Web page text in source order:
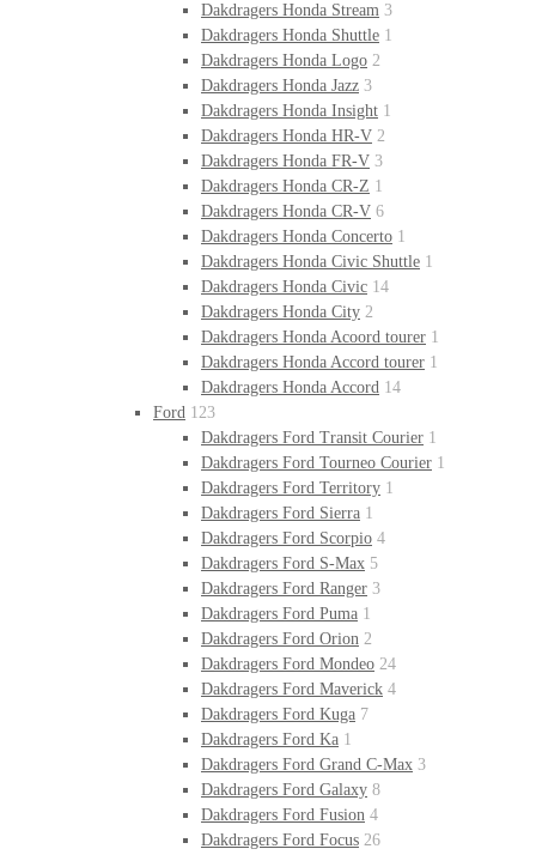
Dakdragers Honda Stream 3
Dakdragers Honda Shuttle 1
Dakdragers Honda Logo 2
Dakdragers Honda Jazz 3
Dakdragers Honda Insight 1
Dakdragers Honda HR-V 2
Dakdragers Honda FR-V 3
Dakdragers Honda CR-Z 1
Dakdragers Honda CR-V 6
Dakdragers Honda Concerto 1
Dakdragers Honda Civic Shuttle 1
Dakdragers Honda Civic 14
Dakdragers Honda City 2
Dakdragers Honda Acoord tourer 1
Dakdragers Honda Accord tourer 1
Dakdragers Honda Accord 14
Ford 123
Dakdragers Ford Transit Courier 1
Dakdragers Ford Tourneo Courier 1
Dakdragers Ford Territory 1
Dakdragers Ford Sierra 1
Dakdragers Ford Scorpio 4
Dakdragers Ford S-Max 5
Dakdragers Ford Ranger 3
Dakdragers Ford Puma 1
Dakdragers Ford Orion 2
Dakdragers Ford Mondeo 24
Dakdragers Ford Maverick 4
Dakdragers Ford Kuga 7
Dakdragers Ford Ka 1
Dakdragers Ford Grand C-Max 3
Dakdragers Ford Galaxy 8
Dakdragers Ford Fusion 4
Dakdragers Ford Focus 26